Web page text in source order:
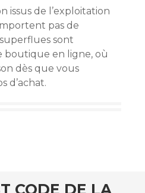
issus de l’exploitation
pas de
sont
boutique en ligne, où
dès que vous
d’achat.